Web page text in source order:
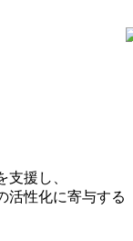
援し、
活性化に寄与する